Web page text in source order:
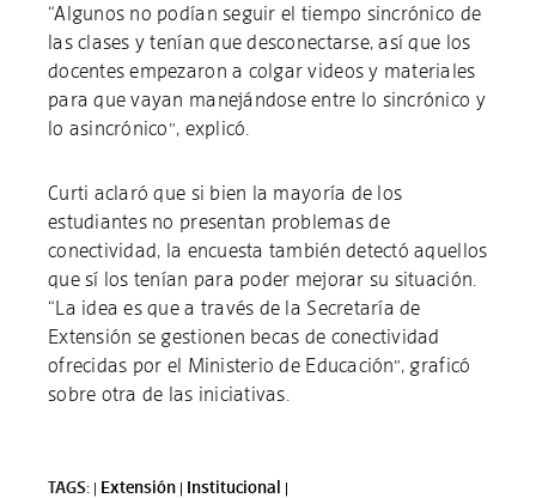
“Algunos no podían seguir el tiempo sincrónico de
las clases y tenían que desconectarse, así que los
docentes empezaron a colgar videos y materiales
para que vayan manejándose entre lo sincrónico y
lo asincrónico”, explicó.
Curti aclaró que si bien la mayoría de los
estudiantes no presentan problemas de
conectividad, la encuesta también detectó aquellos
que sí los tenían para poder mejorar su situación.
“La idea es que a través de la Secretaría de
Extensión se gestionen becas de conectividad
ofrecidas por el Ministerio de Educación”, graficó
sobre otra de las iniciativas.
TAGS: | Extensión | Institucional |